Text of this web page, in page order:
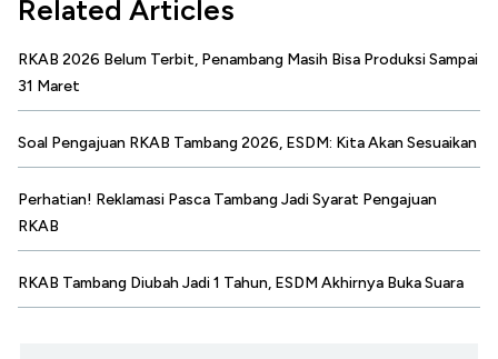
Related Articles
RKAB 2026 Belum Terbit, Penambang Masih Bisa Produksi Sampai
31 Maret
Soal Pengajuan RKAB Tambang 2026, ESDM: Kita Akan Sesuaikan
Perhatian! Reklamasi Pasca Tambang Jadi Syarat Pengajuan
RKAB
RKAB Tambang Diubah Jadi 1 Tahun, ESDM Akhirnya Buka Suara